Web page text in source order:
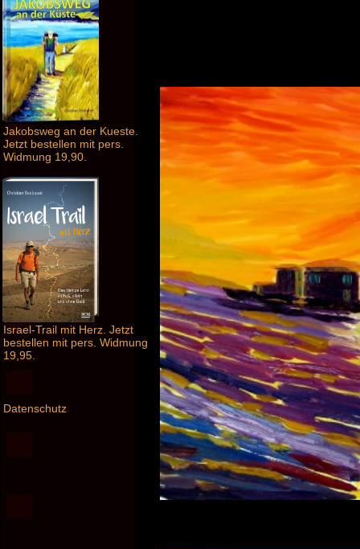
Jakobsweg an der Kueste.
Jetzt bestellen mit pers.
Widmung 19,90.
Israel-Trail mit Herz. Jetzt
bestellen mit pers. Widmung
19,95.
Datenschutz